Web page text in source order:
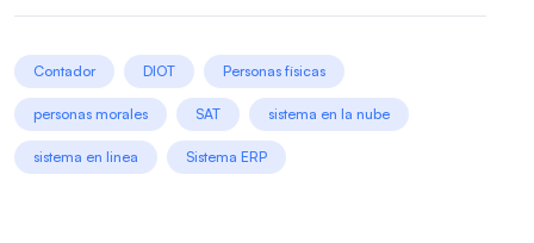
Contador DIOT Personas físicas
personas morales SAT sistema en la nube
sistema en linea Sistema ERP